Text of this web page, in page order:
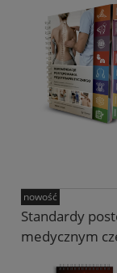
Standardy
medycznym
nowość